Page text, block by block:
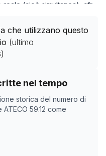
(cioè simultanea), cfr.
influencer che compaiono
registi e scenografi
alle arti performative e
che utilizzano questo
(ultimo
)
nel tempo
storica del numero di
59.12 come
codice ATECO
755